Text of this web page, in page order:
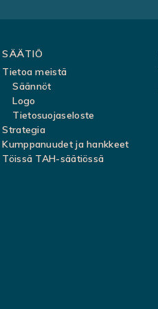
SÄÄTIÖ
Tietoa meistä
Säännöt
Logo
Tietosuojaseloste
Strategia
Kumppanuudet ja hankkeet
Töissä TAH-säätiössä